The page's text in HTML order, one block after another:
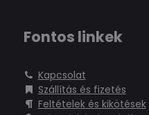
Fontos linkek
Kapcsolat
Szállítás és fizetés
Feltételek és kikötések